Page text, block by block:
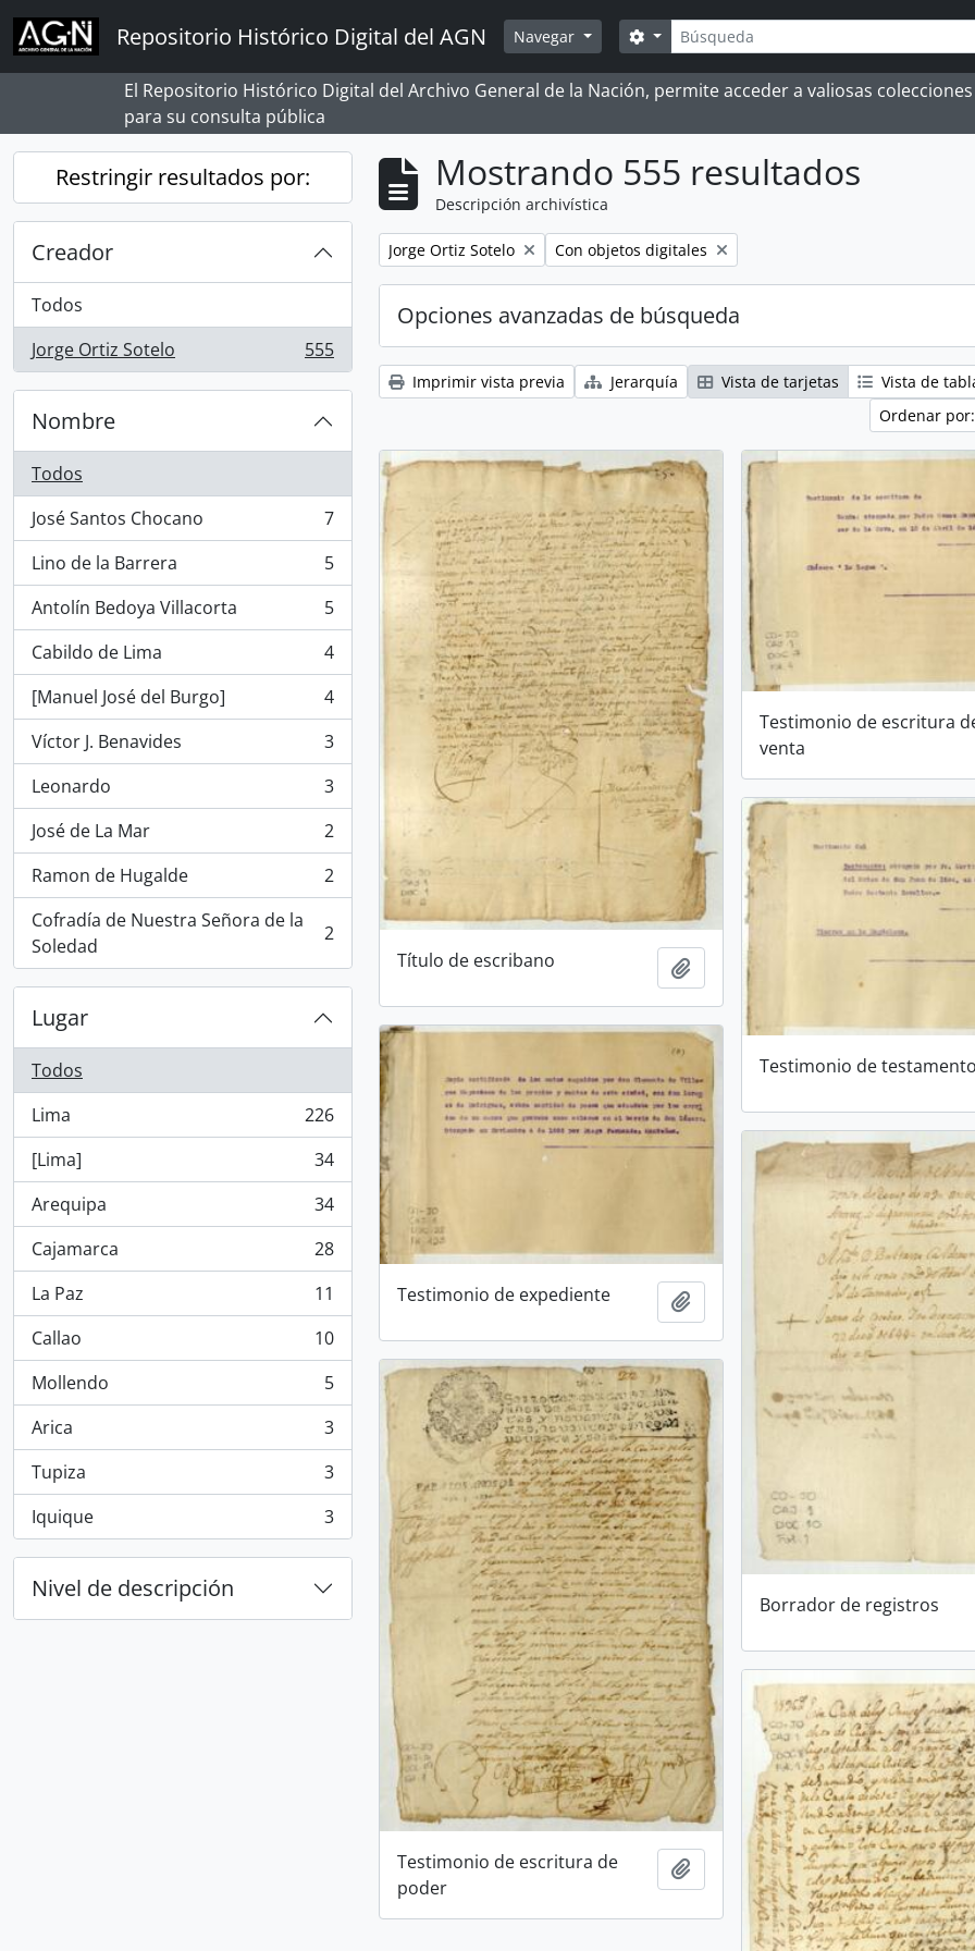
Skip to main content
Repositorio Histórico Digital del AGN Navegar Búsqueda
Search options
El Repositorio Histórico Digital del Archivo General de la Nación, permite acceder a valiosas
para su consulta pública
Restringir resultados por:
Creador
Todos
Jorge Ortiz Sotelo
, 555 resultados 555
Nombre
Todos
José Santos Chocano
, 7 resultados
7
Lino de la Barrera
, 5 resultados
5
Antolín Bedoya Villacorta
, 5 resultados
5
Cabildo de Lima
, 4 resultados
4
[Manuel José del Burgo]
, 4 resultados
4
Víctor J. Benavides
, 3 resultados
3
Leonardo
, 3 resultados
3
José de La Mar
, 2 resultados
2
Ramon de Hugalde
, 2 resultados
2
Cofradía de Nuestra Señora de la
Soledad
, 2 resultados 2
Lugar
Todos
Lima
, 226 resultados
226
[Lima]
, 34 resultados
34
Arequipa
, 34 resultados
34
Cajamarca
, 28 resultados
28
La Paz
, 11 resultados
11
Callao
, 10 resultados
10
Mollendo
, 5 resultados
5
Arica
, 3 resultados
3
Tupiza
, 3 resultados
3
Iquique
, 3 resultados 3
Nivel de descripción
Mostrando 555 resultados
Descripción archivística
Remove filter:
Jorge Ortiz Sotelo Remove filter:
Con objetos digitales
Opciones avanzadas de búsqueda
Imprimir vista previa Jerarquía Vista de tarjetas
Vista de
Ordenar
Título de escribano Añadir al portapapeles
Testimonio de escritura
venta
Testimonio de testamento
Testimonio de expediente Añadir al portapapeles
Borrador de registros
Testimonio de escritura de
poder
Añadir al portapapeles